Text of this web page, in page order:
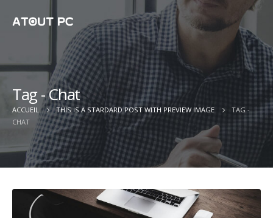
Tag - Chat
ACCUEIL THIS IS A STARDARD POST WITH PREVIEW IMAGE
TAG -
CHAT